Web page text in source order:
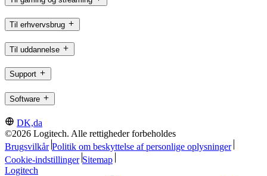
Til erhvervsbrug
Til uddannelse
Support
Software
DK,da
©2026 Logitech. Alle rettigheder forbeholdes
Brugsvilkår Politik om beskyttelse af personlige oplysninger
Cookie-indstillinger Sitemap
Logitech